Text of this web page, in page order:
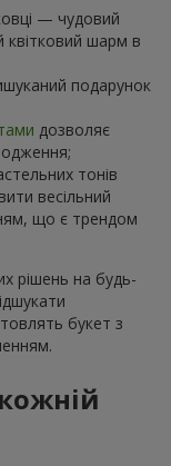
— чудовий
квітковий шарм в
подарунок
дозволяє
тонів
весільний
що є трендом
рішень на будь-
букет з